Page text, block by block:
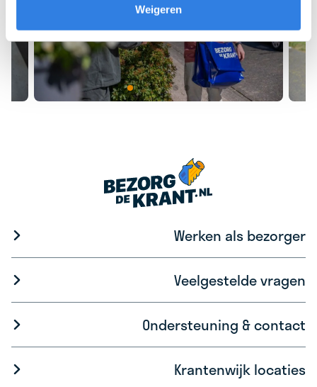
Weigeren
Werken als bezorger
Veelgestelde vragen
Ondersteuning & contact
Krantenwijk locaties